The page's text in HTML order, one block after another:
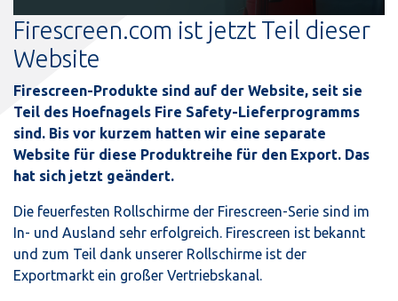
Firescreen.com ist jetzt Teil dieser
Website
Firescreen-Produkte sind auf der Website, seit sie
Teil des Hoefnagels Fire Safety-Lieferprogramms
sind. Bis vor kurzem hatten wir eine separate
Website für diese Produktreihe für den Export. Das
hat sich jetzt geändert.
Die feuerfesten Rollschirme der Firescreen-Serie sind im
In- und Ausland sehr erfolgreich. Firescreen ist bekannt
und zum Teil dank unserer Rollschirme ist der
Exportmarkt ein großer Vertriebskanal.